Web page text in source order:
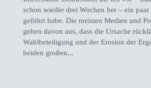
schon wieder drei Wochen her – ein paar
geführt habe. Die meisten Medien und
gehen davon aus, dass die Ursache
Wahlbeteiligung und der Erosion der
beiden großen...